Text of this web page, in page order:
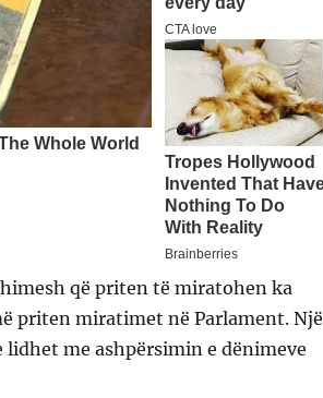
që priten të miratohen ka
priten miratimet në Parlament. Një
me ashpërsimin e dënimeve